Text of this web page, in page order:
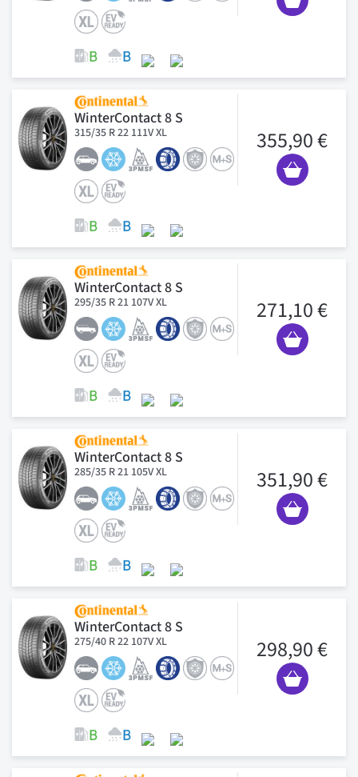
WinterContact 8 S
315/35 R 22 111V XL 355,90 €
WinterContact 8 S
295/35 R 21 107V XL 271,10 €
WinterContact 8 S
285/35 R 21 105V XL 351,90 €
WinterContact 8 S
275/40 R 22 107V XL 298,90 €